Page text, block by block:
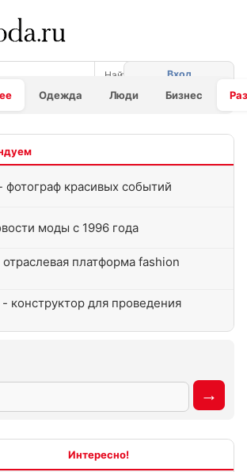
Одежда Люди Бизнес
Вход
фотограф красивых событий
моды с 1996 года
отраслевая платформа fashion
- конструктор для проведения